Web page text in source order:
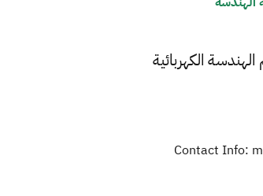
الكهربائية
Contact Info: